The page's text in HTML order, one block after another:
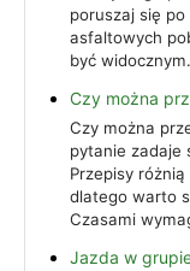
poruszaj się
asfaltowych
być
Czy można
Czy można
pytanie zadaje
Przepisy
dlatego warto
Czasami
Jazda w